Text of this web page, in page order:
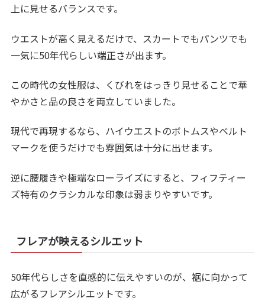
上に見せるバランスです。
ウエストが高く見えるだけで、スカートでもパンツでも
一気に50年代らしい端正さが出ます。
この時代の女性服は、くびれをはっきり見せることで華
やかさと品の良さを両立していました。
現代で再現するなら、ハイウエストのボトムスやベルト
マークを使うだけでも雰囲気は十分に出せます。
逆に腰履きや極端なローライズにすると、フィフティー
ズ特有のクラシカルな印象は弱まりやすいです。
フレアが映えるシルエット
50年代らしさを直感的に伝えやすいのが、裾に向かって
広がるフレアシルエットです。